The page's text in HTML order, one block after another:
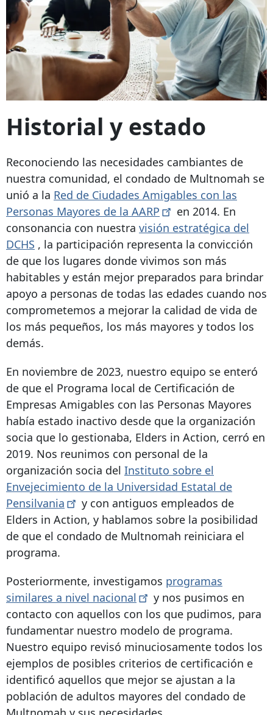
Historial y estado
Reconociendo las necesidades cambiantes de
nuestra comunidad, el condado de Multnomah se
unió a la Red de Ciudades Amigables con las
Personas Mayores de la AARP
en 2014. En
consonancia con nuestra visión estratégica del
DCHS , la participación representa la convicción
de que los lugares donde vivimos son más
habitables y están mejor preparados para brindar
apoyo a personas de todas las edades cuando nos
comprometemos a mejorar la calidad de vida de
los más pequeños, los más mayores y todos los
demás.
En noviembre de 2023, nuestro equipo se enteró
de que el Programa local de Certificación de
Empresas Amigables con las Personas Mayores
había estado inactivo desde que la organización
socia que lo gestionaba, Elders in Action, cerró en
2019. Nos reunimos con personal de la
organización socia del Instituto sobre el
Envejecimiento de la Universidad Estatal de
Pensilvania
y con antiguos empleados de
Elders in Action, y hablamos sobre la posibilidad
de que el condado de Multnomah reiniciara el
programa.
Posteriormente, investigamos programas
similares a nivel nacional
y nos pusimos en
contacto con aquellos con los que pudimos, para
fundamentar nuestro modelo de programa.
Nuestro equipo revisó minuciosamente todos los
ejemplos de posibles criterios de certificación e
identificó aquellos que mejor se ajustan a la
población de adultos mayores del condado de